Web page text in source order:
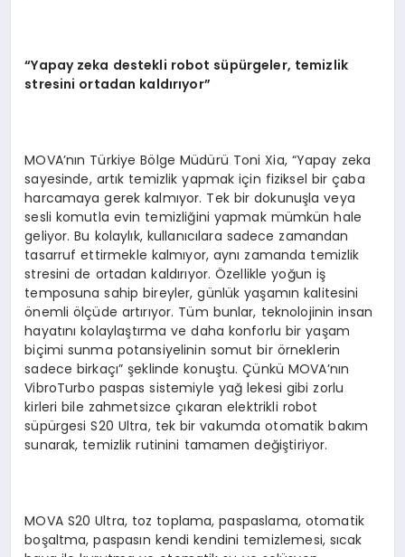
“Yapay zeka destekli robot süpürgeler, temizlik
stresini ortadan kaldırıyor”
MOVA’nın Türkiye Bölge Müdürü Toni Xia, “Yapay zeka
sayesinde, artık temizlik yapmak için fiziksel bir çaba
harcamaya gerek kalmıyor. Tek bir dokunuşla veya
sesli komutla evin temizliğini yapmak mümkün hale
geliyor. Bu kolaylık, kullanıcılara sadece zamandan
tasarruf ettirmekle kalmıyor, aynı zamanda temizlik
stresini de ortadan kaldırıyor. Özellikle yoğun iş
temposuna sahip bireyler, günlük yaşamın kalitesini
önemli ölçüde artırıyor. Tüm bunlar, teknolojinin insan
hayatını kolaylaştırma ve daha konforlu bir yaşam
biçimi sunma potansiyelinin somut bir örneklerin
sadece birkaçı” şeklinde konuştu. Çünkü MOVA’nın
VibroTurbo paspas sistemiyle yağ lekesi gibi zorlu
kirleri bile zahmetsizce çıkaran elektrikli robot
süpürgesi S20 Ultra, tek bir vakumda otomatik bakım
sunarak, temizlik rutinini tamamen değiştiriyor.
MOVA S20 Ultra, toz toplama, paspaslama, otomatik
boşaltma, paspasın kendi kendini temizlemesi, sıcak